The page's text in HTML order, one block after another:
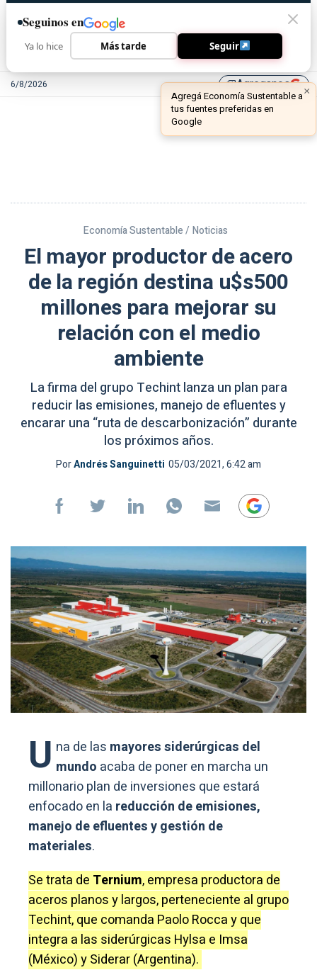
6/8/2026 library_addAgreganos
Economía Sustentable / Noticias
El mayor productor de acero
de la región destina u$s500
millones para mejorar su
relación con el medio
ambiente
La firma del grupo Techint lanza un plan para
reducir las emisiones, manejo de efluentes y
encarar una “ruta de descarbonización” durante
los próximos años.
PorAndrés Sanguinetti 05/03/2021, 6:42 am
U na de las mayores siderúrgicas del
mundo acaba de poner en marcha un
millonario plan de inversiones que estará
enfocado en la reducción de emisiones,
manejo de efluentes y gestión de
materiales.
Se trata de Ternium, empresa productora de
aceros planos y largos, perteneciente al grupo
Techint, que comanda Paolo Rocca y que
integra a las siderúrgicas Hylsa e Imsa
(México) y Siderar (Argentina).
Seguinos en
Ya lo hice Más tarde Seguir